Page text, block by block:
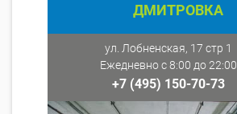
ДМИТРОВКА
ул. Лобненская, 17 стр 1
Ежедневно с 8:00 до 22:00
+7 (495) 150-70-73